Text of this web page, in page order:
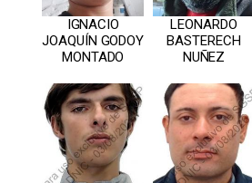
IGNACIO
JOAQUÍN GODOY
MONTADO
LEONARDO
BASTERECH
NUÑEZ